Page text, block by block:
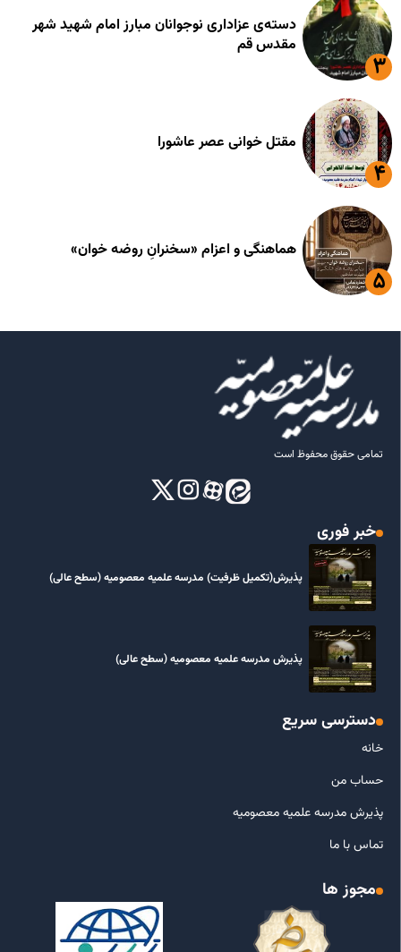
دسته‌ی عزاداری نوجوانان مبارز امام شهید شهر
مقدس قم
مقتل خوانی عصر عاشورا
هماهنگی و اعزام «سخنرانِ روضه خوان»
تمامی حقوق محفوظ است
خبر فوری
پذیرش(تکمیل ظرفیت) مدرسه علمیه معصومیه‌ (سطح عالی)
پذیرش مدرسه علمیه معصومیه‌ (سطح عالی)
دسترسی سریع
خانه
حساب من
پذیرش مدرسه علمیه معصومیه
تماس با ما
مجوز ها